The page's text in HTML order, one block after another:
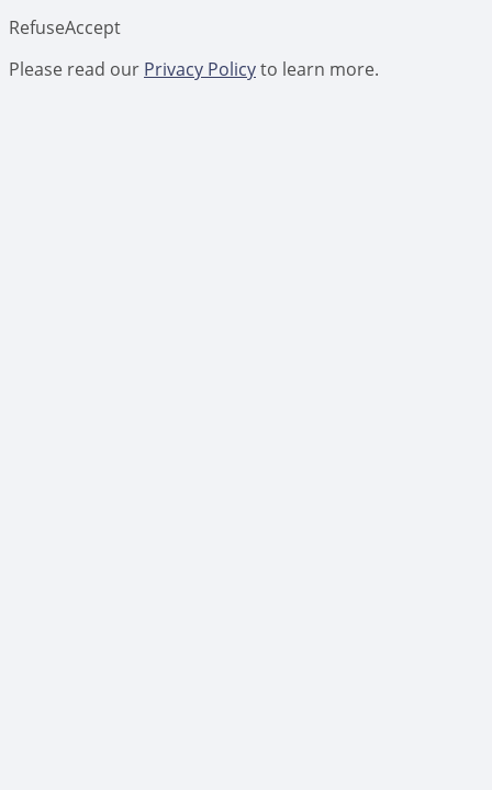
RefuseAccept
Please read our Privacy Policyto learn more.